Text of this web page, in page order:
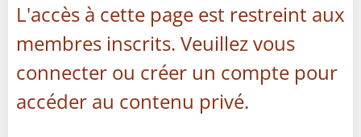
L'accès à cette page est restreint aux
membres inscrits. Veuillez vous
connecter ou créer un compte pour
accéder au contenu privé.